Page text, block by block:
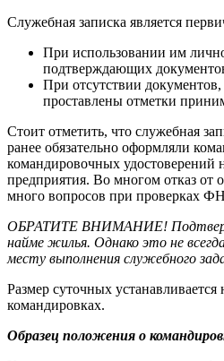
Служебная записка является
При использовании им
подтверждающих
При отсутствии
проставлены отметки
Стоит отметить, что служебная
ранее обязательно оформляли
командировочных удостоверений
предприятия. Во многом отказ от
много вопросов при проверках
ОБРАТИТЕ ВНИМАНИЕ!
найме жилья. Однако это не
месту выполнения служебного
Размер суточных
командировках.
Образец положения о